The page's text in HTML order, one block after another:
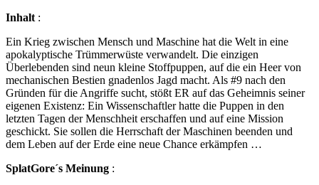
Inhalt :
Ein Krieg zwischen Mensch und Maschine hat die Welt in eine
apokalyptische Trümmerwüste verwandelt. Die einzigen
Überlebenden sind neun kleine Stoffpuppen, auf die ein Heer von
mechanischen Bestien gnadenlos Jagd macht. Als #9 nach den
Gründen für die Angriffe sucht, stößt ER auf das Geheimnis seiner
eigenen Existenz: Ein Wissenschaftler hatte die Puppen in den
letzten Tagen der Menschheit erschaffen und auf eine Mission
geschickt. Sie sollen die Herrschaft der Maschinen beenden und
dem Leben auf der Erde eine neue Chance erkämpfen …
SplatGore´s Meinung :